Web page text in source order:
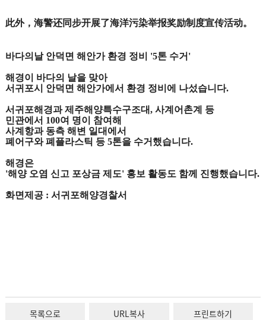
此外，海警还同步开展了海洋污染举报奖励制度宣传活动。
바다의날 안덕면 해안가 환경 정비 '5톤 수거'
해경이 바다의 날을 맞아
서귀포시 안덕면 해안가에서 환경 정비에 나섰습니다.
서귀포해경과 제주해양특수구조대, 사계어촌계 등
민관에서 100여 명이 참여해
사계항과 동측 해변 일대에서
폐어구와 폐플라스틱 등 5톤을 수거했습니다.
해경은
'해양 오염 신고 포상금 제도' 홍보 활동도 함께 진행했습니다.
화면제공 : 서귀포해양경찰서
목록으로 URL복사 프린트하기